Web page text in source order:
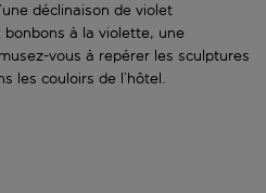
déclinaison de violet
à la violette, une
vous à repérer les sculptures
les couloirs de l’hôtel.